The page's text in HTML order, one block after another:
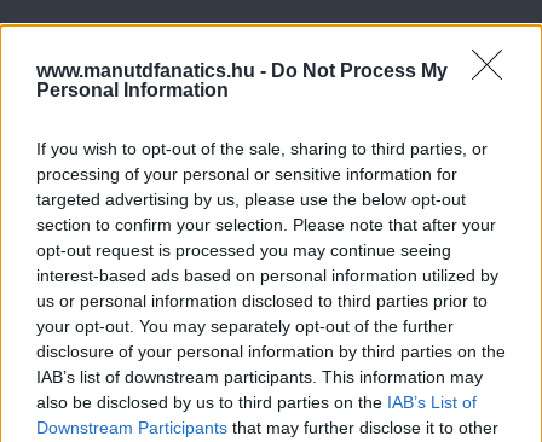
www.manutdfanatics.hu - Do Not Process My
Personal Information
If you wish to opt-out of the sale, sharing to third parties, or
processing of your personal or sensitive information for
targeted advertising by us, please use the below opt-out
section to confirm your selection. Please note that after your
opt-out request is processed you may continue seeing
interest-based ads based on personal information utilized by
us or personal information disclosed to third parties prior to
your opt-out. You may separately opt-out of the further
disclosure of your personal information by third parties on the
IAB’s list of downstream participants. This information may
also be disclosed by us to third parties on the IAB’s List of
Downstream Participants that may further disclose it to other